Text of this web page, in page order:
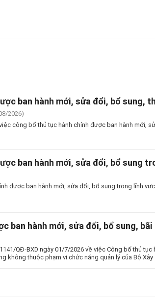
ban hành mới, sửa đổi, bổ sung,
2026)
công bố thủ tục hành chính được ban hành mới,
ban hành mới, sửa đổi, bổ sung
được ban hành mới, sửa đổi, bổ sung trong lĩnh
ban hành mới, sửa đổi, bổ sung,
QĐ-BXD ngày 01/7/2026 về việc Công bố thủ
không thuộc phạm vi chức năng quản lý của Bộ